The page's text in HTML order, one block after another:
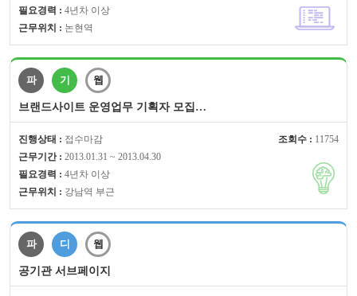
필요경력 : 4년차 이상
근무위치 : 논현역
파 기 웹
브랜드사이트 운영업무 기획자 모집…
진행상태 : 접수마감 조회수 : 11754
근무기간 : 2013.01.31 ~ 2013.04.30
필요경력 : 4년차 이상
근무위치 : 강남역 부근
파 디 웹
공기관 서브페이지